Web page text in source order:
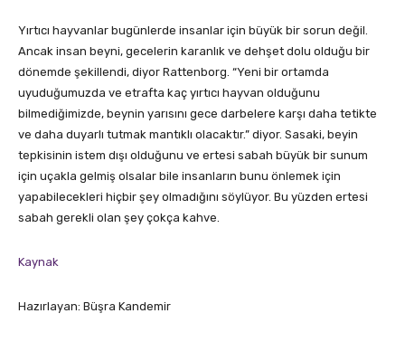
Yırtıcı hayvanlar bugünlerde insanlar için büyük bir sorun değil.
Ancak insan beyni, gecelerin karanlık ve dehşet dolu olduğu bir
dönemde şekillendi, diyor Rattenborg. “Yeni bir ortamda
uyuduğumuzda ve etrafta kaç yırtıcı hayvan olduğunu
bilmediğimizde, beynin yarısını gece darbelere karşı daha tetikte
ve daha duyarlı tutmak mantıklı olacaktır.” diyor. Sasaki, beyin
tepkisinin istem dışı olduğunu ve ertesi sabah büyük bir sunum
için uçakla gelmiş olsalar bile insanların bunu önlemek için
yapabilecekleri hiçbir şey olmadığını söylüyor. Bu yüzden ertesi
sabah gerekli olan şey çokça kahve.
Kaynak
Hazırlayan: Büşra Kandemir